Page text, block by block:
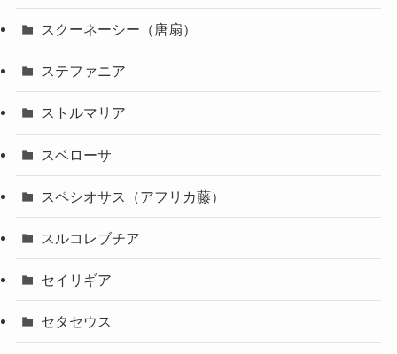
スクーネーシー（唐扇）
ステファニア
ストルマリア
スベローサ
スペシオサス（アフリカ藤）
スルコレブチア
セイリギア
セタセウス